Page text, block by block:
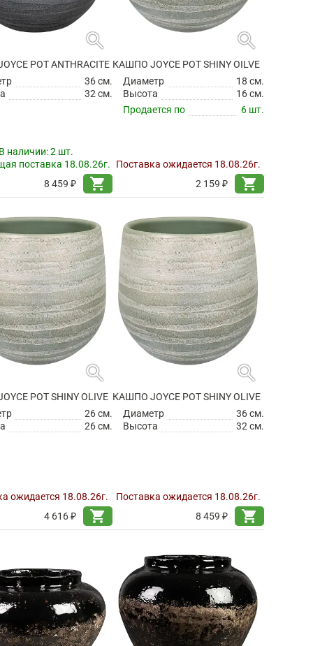
search
POT ANTHRACITE
36 см.
32 см.
наличии:2 шт.
поставка 18.08.26г.
8 459 ₽
shopping_cart
search
КАШПО JOYCE POT SHINY OILVE
Диаметр
18 см.
Высота
16 см.
Продается по
6 шт.
Поставка ожидается 18.08.26г.
2 159 ₽
shopping_cart
search
POT SHINY OLIVE
26 см.
26 см.
ожидается 18.08.26г.
4 616 ₽
shopping_cart
search
КАШПО JOYCE POT SHINY OLIVE
Диаметр
36 см.
Высота
32 см.
Поставка ожидается 18.08.26г.
8 459 ₽
shopping_cart